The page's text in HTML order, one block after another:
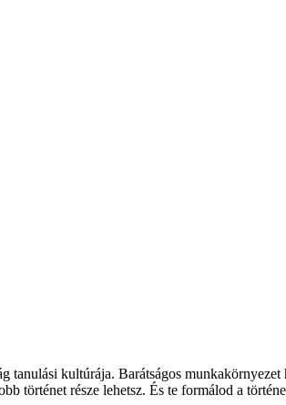
tanulási kultúrája. Barátságos
történet része lehetsz. És te formálod a